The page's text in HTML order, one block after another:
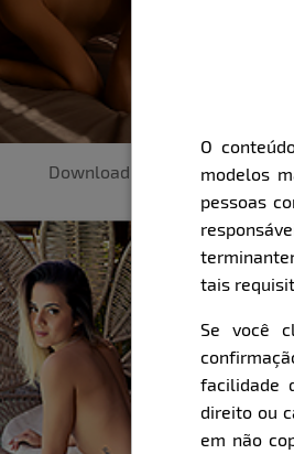
Download
O
modelos
pessoas
tais
Se você
facilidade
direito ou
em não